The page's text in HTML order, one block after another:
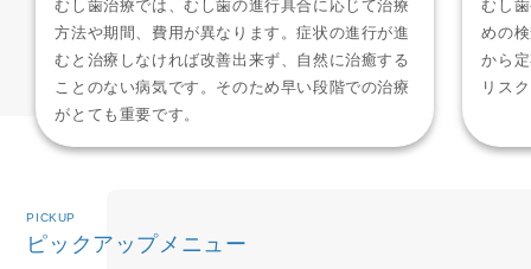
むし歯治療では、むし歯の進行具合に応じて治療
方法や期間、費用が異なります。症状の進行が進
むと治療しなければ改善出来ず、自然に治癒する
ことのない病気です。そのため早い段階での治療
がとても重要です。
むし
めの
から
リス
PICKUP
ピックアップメニュー